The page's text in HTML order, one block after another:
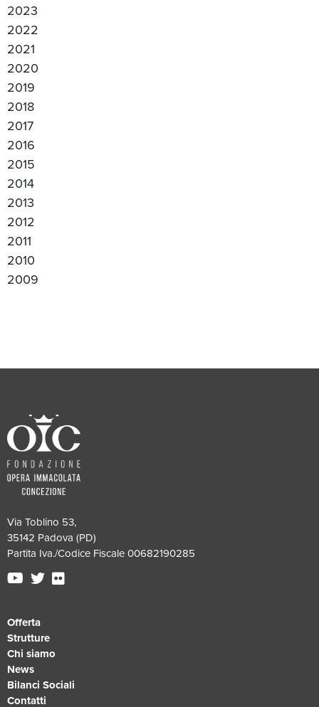
2023
2022
2021
2020
2019
2018
2017
2016
2015
2014
2013
2012
2011
2010
2009
Via Toblino 53,
35142 Padova (PD)
Partita Iva./Codice Fiscale 00682190285
Offerta
Strutture
Chi siamo
News
Bilanci Sociali
Contatti